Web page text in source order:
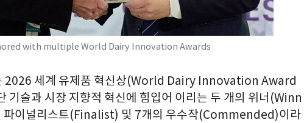
with multiple World Dairy Innovation Awards
2026 세계 유제품 혁신상(World Dairy Innovation Award
기술과 시장 지향적 혁신에 힘입어 이리는 두 개의 위너(Winn
파이널리스트(Finalist) 및 7개의 우수작(Commended)이라